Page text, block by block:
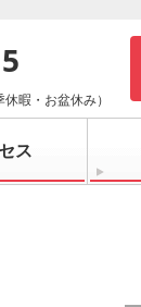
暇・お盆休み）
ス